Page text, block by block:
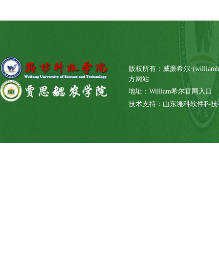
版权所有：威廉希尔
方网站
地址：William希尔官网入口
技术支持：山东潍科软件科